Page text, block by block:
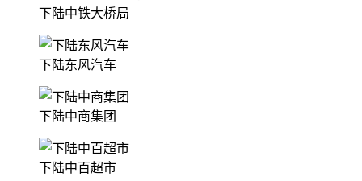
下陆中铁大桥局
下陆东风汽车
下陆中商集团
下陆中百超市